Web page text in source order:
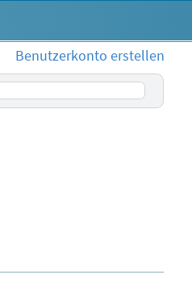
Benutzerkonto erstellen